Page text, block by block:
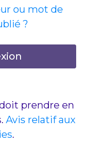
ou mot de
?
prendre en
Avis relatif aux
.